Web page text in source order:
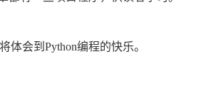
会到Python编程的快乐。